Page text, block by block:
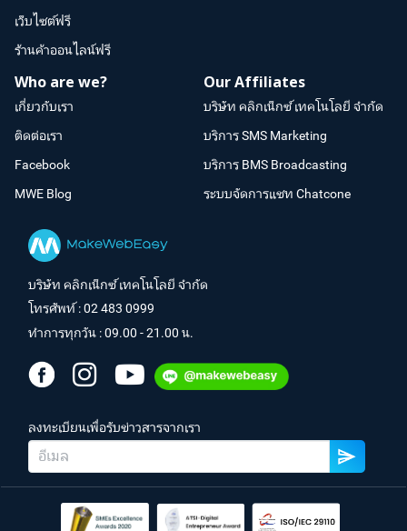
เว็บไซต์ฟรี
ร้านค้าออนไลน์ฟรี
Who are we?
เกี่ยวกับเรา
ติดต่อเรา
Facebook
MWE Blog
Our Affiliates
บริษัท คลิกเน็กซ์ เทคโนโลยี จำกัด
บริการ SMS Marketing
บริการ BMS Broadcasting
ระบบจัดการแชท Chatcone
บริษัท คลิกเน็กซ์ เทคโนโลยี จำกัด
โทรศัพท์ :02 483 0999
ทำการทุกวัน : 09.00 - 21.00 น.
ลงทะเบียนเพื่อรับข่าวสารจากเรา